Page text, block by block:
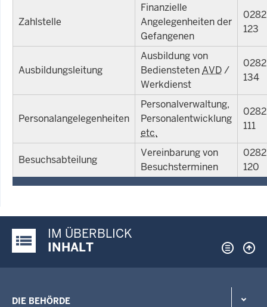
Zahlstelle
Finanzielle
Angelegenheiten der
Gefangenen
123
Ausbildungsleitung
Ausbildung von
BedienstetenAVD/
Werkdienst
134
Personalangelegenheiten
Personalverwaltung,
Personalentwicklung
etc.
111
Besuchsabteilung
Vereinbarung von
Besuchsterminen
120
Justiz-Portal im Überblick:
IM ÜBERBLICK
INHALT
DIE BEHÖRDE